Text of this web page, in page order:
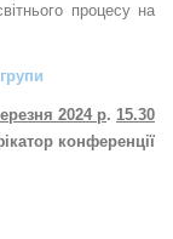
процесу на
2024 р. 15.30
конференції